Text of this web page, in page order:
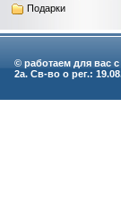
Подарки
© работаем для вас
2а. Св-во о рег.: